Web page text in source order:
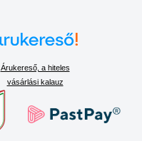
Árukereső, a hiteles
vásárlási kalauz